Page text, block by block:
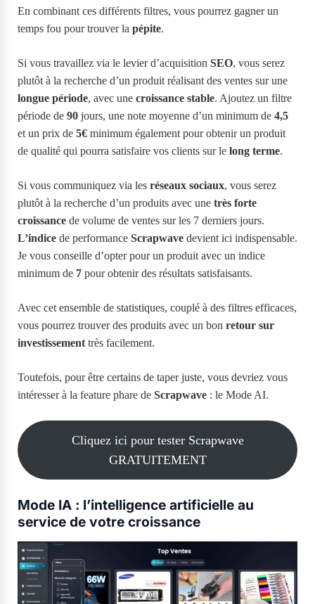
En combinant ces différents filtres, vous pourrez gagner un
temps fou pour trouver la pépite.
Si vous travaillez via le levier d’acquisition SEO, vous serez
plutôt à la recherche d’un produit réalisant des ventes sur une
longue période, avec une croissance stable. Ajoutez un filtre
période de 90 jours, une note moyenne d’un minimum de 4,5
et un prix de 5€ minimum également pour obtenir un produit
de qualité qui pourra satisfaire vos clients sur le long terme.
Si vous communiquez via les réseaux sociaux, vous serez
plutôt à la recherche d’un produits avec une très forte
croissance de volume de ventes sur les 7 derniers jours.
L’indice de performance Scrapwave devient ici indispensable.
Je vous conseille d’opter pour un produit avec un indice
minimum de 7 pour obtenir des résultats satisfaisants.
Avec cet ensemble de statistiques, couplé à des filtres efficaces,
vous pourrez trouver des produits avec un bon retour sur
investissement très facilement.
Toutefois, pour être certains de taper juste, vous devriez vous
intéresser à la feature phare de Scrapwave : le Mode AI.
Cliquez ici pour tester Scrapwave
GRATUITEMENT
Mode IA : l’intelligence artificielle au
service de votre croissance